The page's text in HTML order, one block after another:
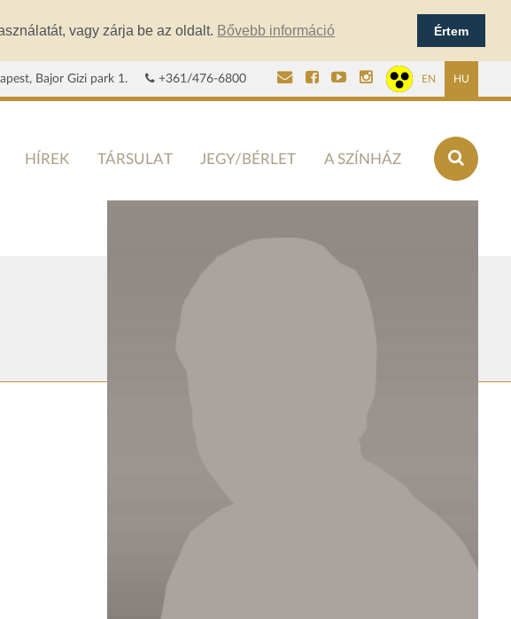
vagy zárja be az oldalt. Bővebb információ Értem
Bajor Gizi park 1. +361/476-6800 EN HU
HÍREK TÁRSULAT JEGY/BÉRLET A SZÍNHÁZ